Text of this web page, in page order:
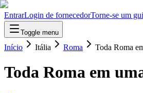
EntrarLogin de fornecedorTorne-se um
Toggle menu
Início Itália Roma Toda Roma
Toda Roma em